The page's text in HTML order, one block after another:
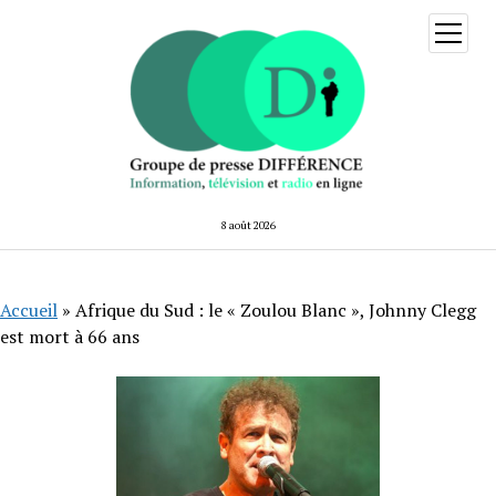
8 août 2026
ouvrir
menu
Accueil » Afrique du Sud : le « Zoulou Blanc », Johnny Clegg
est mort à 66 ans